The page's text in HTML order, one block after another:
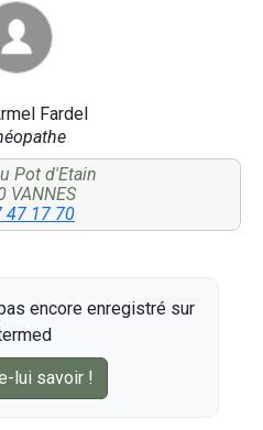
Fardel
Pot d'Etain
VANNES
47 17 70
encore enregistré sur
lui savoir !